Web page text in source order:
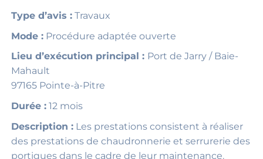
Type d’avis :Travaux
Mode :Procédure adaptée ouverte
Lieu d’exécution principal : Port de Jarry / Baie-
Mahault
97165 Pointe-à-Pitre
Durée :12 mois
Description :Les prestations consistent à réaliser
des prestations de chaudronnerie et serrurerie des
portiques dans le cadre de leur maintenance.